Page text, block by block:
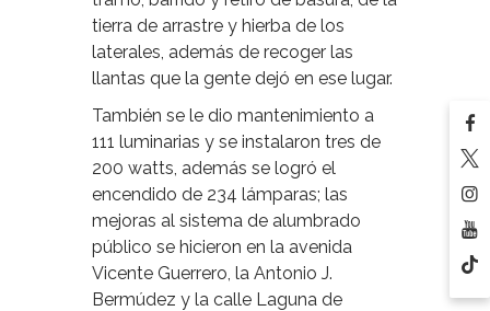
tierra de arrastre y hierba de los
laterales, además de recoger las
llantas que la gente dejó en ese lugar.
También se le dio mantenimiento a
111 luminarias y se instalaron tres de
200 watts, además se logró el
encendido de 234 lámparas; las
mejoras al sistema de alumbrado
público se hicieron en la avenida
Vicente Guerrero, la Antonio J.
Bermúdez y la calle Laguna de